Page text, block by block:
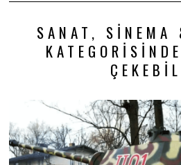
SANAT, SINEMA